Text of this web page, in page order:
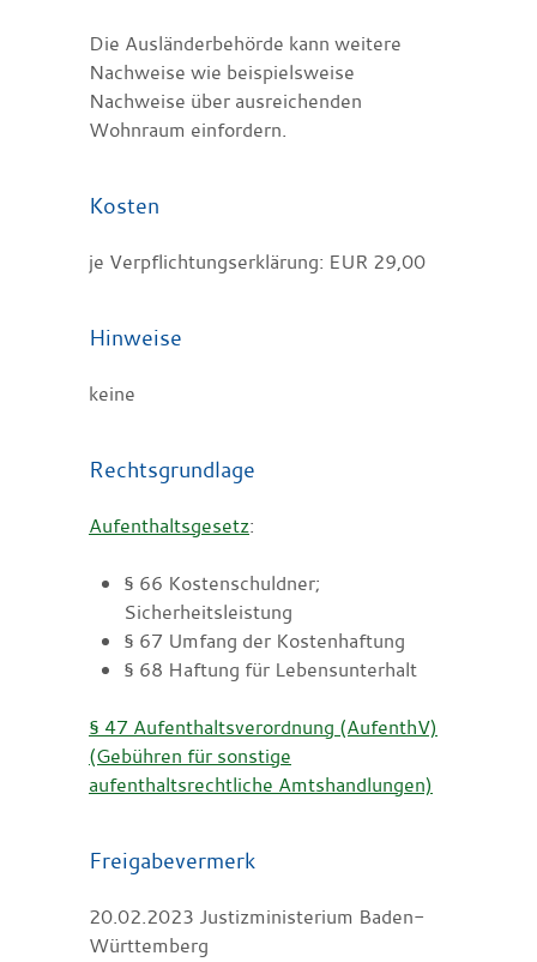
Die Ausländerbehörde kann weitere
Nachweise wie beispielsweise
Nachweise über ausreichenden
Wohnraum einfordern.
Kosten
je Verpflichtungserklärung: EUR 29,00
Hinweise
keine
Rechtsgrundlage
Aufenthaltsgesetz:
§ 66 Kostenschuldner;
Sicherheitsleistung
§ 67 Umfang der Kostenhaftung
§ 68 Haftung für Lebensunterhalt
§ 47 Aufenthaltsverordnung (AufenthV)
(Gebühren für sonstige
aufenthaltsrechtliche Amtshandlungen)
Freigabevermerk
20.02.2023 Justizministerium Baden-
Württemberg